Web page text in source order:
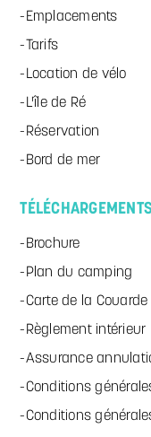
Emplacements
Tarifs
Location de vélo
L'île de Ré
Réservation
Bord de mer
Brochure
Plan du camping
Carte de la Couarde
Règlement intérieur
Assurance
Conditions
Conditions